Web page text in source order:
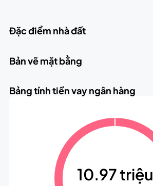
Đặc điểm nhà đất
Bản vẽ mặt bằng
Bảng tính tiền vay ngân hàng
10.97 triệu